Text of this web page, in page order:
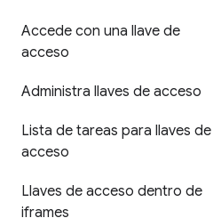
Accede con una llave de
acceso
Administra llaves de acceso
Lista de tareas para llaves de
acceso
Llaves de acceso dentro de
iframes